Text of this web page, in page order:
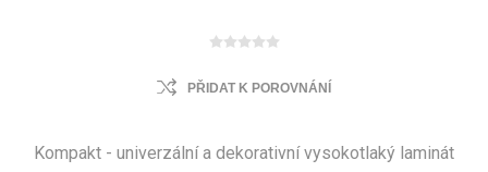
PŘIDAT K POROVNÁNÍ
Kompakt - univerzální a dekorativní vysokotlaký laminát